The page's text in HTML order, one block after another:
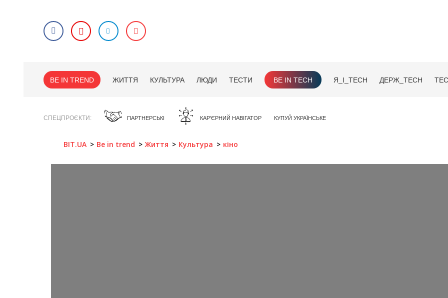
BE IN TREND ЖИТТЯ КУЛЬТУРА ЛЮДИ ТЕСТИ BE IN TECH Я_І_TECH ДЕРЖ_TECH
СПЕЦПРОЄКТИ ПАРТНЕРСЬКІ КАР'ЄРНИЙ НАВІГАТОР КУПУЙ УКРАЇНСЬКЕ
BIT.UA Be in trend Життя Культура кіно